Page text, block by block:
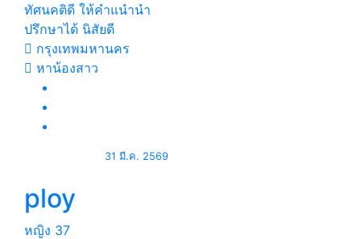
ทัศนคติดี ให้คำแนำนำ
ปรึกษาได้ นิสัยดี
กรุงเทพมหานคร
หาน้องสาว
31 มี.ค. 2569
ploy
หญิง 37